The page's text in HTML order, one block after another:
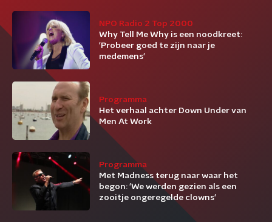
NPO Radio 2 Top 2000
Why Tell Me Why is een noodkreet:
'Probeer goed te zijn naar je
medemens'
Programma
Het verhaal achter Down Under van
Men At Work
Programma
Met Madness terug naar waar het
begon: 'We werden gezien als een
zooitje ongeregelde clowns'